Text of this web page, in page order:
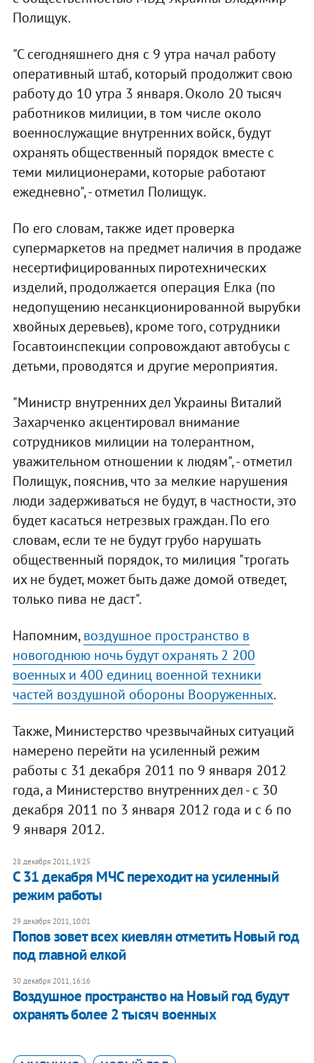
Полищук.
"С сегодняшнего дня с 9 утра начал работу
оперативный штаб, который продолжит свою
работу до 10 утра 3 января. Около 20 тысяч
работников милиции, в том числе около
военнослужащие внутренних войск, будут
охранять общественный порядок вместе с
теми милиционерами, которые работают
ежедневно", - отметил Полищук.
По его словам, также идет проверка
супермаркетов на предмет наличия в продаже
несертифицированных пиротехнических
изделий, продолжается операция Елка (по
недопущению несанкционированной вырубки
хвойных деревьев), кроме того, сотрудники
Госавтоинспекции сопровождают автобусы с
детьми, проводятся и другие мероприятия.
"Министр внутренних дел Украины Виталий
Захарченко акцентировал внимание
сотрудников милиции на толерантном,
уважительном отношении к людям", - отметил
Полищук, пояснив, что за мелкие нарушения
люди задерживаться не будут, в частности, это
будет касаться нетрезвых граждан. По его
словам, если те не будут грубо нарушать
общественный порядок, то милиция "трогать
их не будет, может быть даже домой отведет,
только пива не даст".
Напомним,воздушное пространство в
новогоднюю ночь будут охранять 2 200
военных и 400 единиц военной техники
частей воздушной обороны Вооруженных.
Также, Министерство чрезвычайных ситуаций
намерено перейти на усиленный режим
работы с 31 декабря 2011 по 9 января 2012
года, а Министерство внутренних дел - с 30
декабря 2011 по 3 января 2012 года и с 6 по
9 января 2012.
28 декабря 2011, 19:25
С 31 декабря МЧС переходит на усиленный
режим работы
29 декабря 2011, 10:01
Попов зовет всех киевлян отметить Новый год
под главной елкой
30 декабря 2011, 16:16
​Воздушное пространство на Новый год будут
охранять более 2 тысяч военных